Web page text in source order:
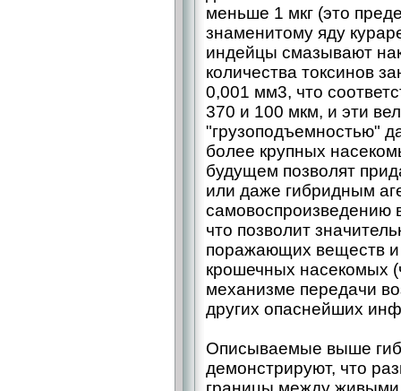
меньше 1 мкг (это
знаменитому яду
индейцы смазывают
количества токсинов
0,001 мм3, что
370 и 100 мкм, и эти
"грузоподъемностью"
более крупных
будущем позволят
или даже гибридным
самовоспроизведению
что позволит
поражающих веществ и
крошечных насекомых
механизме передачи
других опаснейших
Описываемые выше
демонстрируют, что